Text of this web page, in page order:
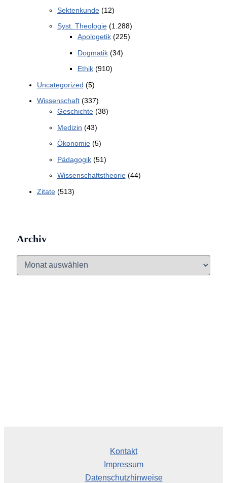
Sektenkunde(12)
Syst. Theologie(1.288)
Apologetik(225)
Dogmatik(34)
Ethik(910)
Uncategorized (5)
Wissenschaft(337)
Geschichte(38)
Medizin (43)
Ökonomie(5)
Pädagogik(51)
Wissenschaftstheorie(44)
Zitate(513)
Archiv
Kontakt
Impressum
Datenschutzhinweise